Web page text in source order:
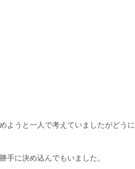
ようと一人で考えていましたがどう
手に決め込んでもいました。